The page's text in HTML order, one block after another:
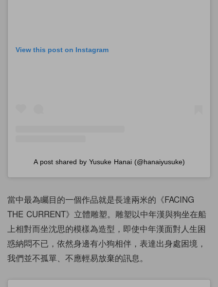
View this post on Instagram
A post shared by Yusuke Hanai (@hanaiyusuke)
當中最為矚目的一個作品就是長達兩米的《FACING
THE CURRENT》立體雕塑。雕塑以中年漢與狗坐在船
上相對而坐沈思的模樣為造型，即使中年漢面對人生困
惑納悶不已，依然身邊有小狗相伴，表達出身處困境，
我們並不孤單、不應輕易放棄的訊息。